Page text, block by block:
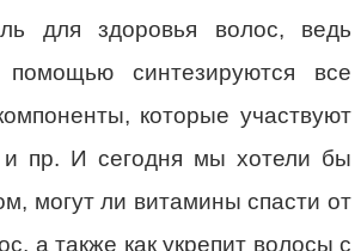
для здоровья волос, ведь
синтезируются все
которые участвуют
и пр. И сегодня мы хотели бы
могут ли витамины спасти от
а также как укрепит волосы с